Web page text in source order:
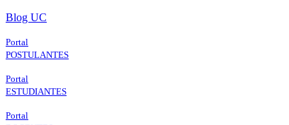
Skip
main
content
Blog UC
Portal
POSTULANTES
Portal
ESTUDIANTES
Portal